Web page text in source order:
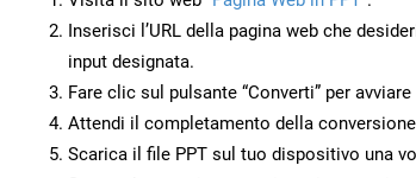
Inserisci l’URL della pagina web che
input designata.
Fare clic sul pulsante “Converti” per
Attendi il completamento della
Scarica il file PPT sul tuo dispositivo una